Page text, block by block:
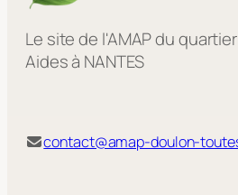
Le site de l'AMAP du
Aides à NANTES
contact@amap-doulon-